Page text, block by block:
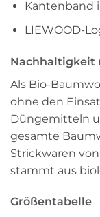
Kantenband
LIEWOOD-
Nachhaltigkeit
Als Bio-
ohne den
Düngemitteln
gesamte
Strickwaren
stammt aus
Größentabelle